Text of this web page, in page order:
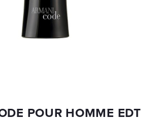
Color Statement Lipliner BORDEAUX 12
99 kr 49,50 kr
POUR HOMME EDT